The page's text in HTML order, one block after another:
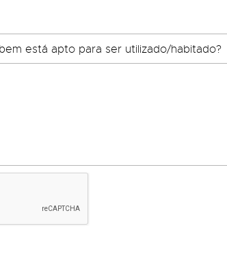
está apto para ser utilizado/habitado?